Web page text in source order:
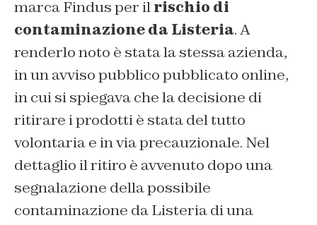
marca Findus per ilrischio di
contaminazione da Listeria. A
renderlo noto è stata la stessa azienda,
in un avviso pubblico pubblicato online,
in cui si spiegava che la decisione di
ritirare i prodotti è stata del tutto
volontaria e in via precauzionale. Nel
dettaglio il ritiro è avvenuto dopo una
segnalazione della possibile
contaminazione da Listeria di una